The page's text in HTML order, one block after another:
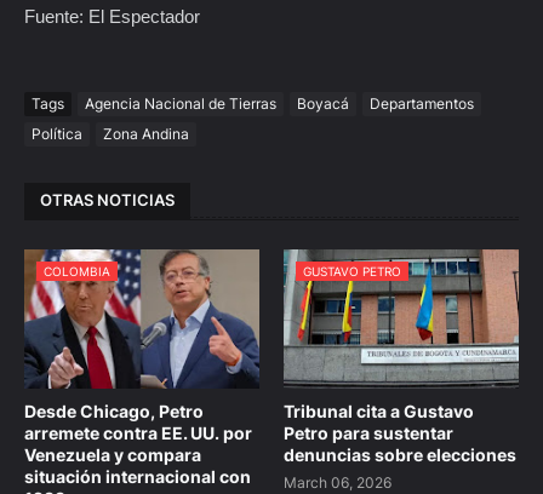
Fuente: El Espectador
Tags Agencia Nacional de Tierras Boyacá
Departamentos
Política
Zona Andina
OTRAS NOTICIAS
COLOMBIA
Desde Chicago, Petro
arremete contra EE. UU. por
Venezuela y compara
situación internacional con
GUSTAVO PETRO
Tribunal cita a Gustavo
Petro para sustentar
denuncias sobre elecciones
March 06, 2026